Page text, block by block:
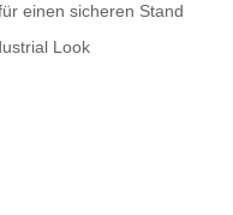
einen sicheren Stand
Look